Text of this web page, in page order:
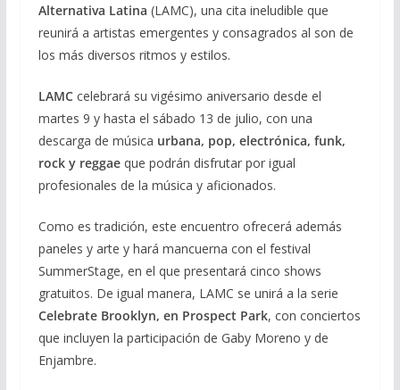
Alternativa Latina (LAMC), una cita ineludible que
reunirá a artistas emergentes y consagrados al son de
los más diversos ritmos y estilos.
LAMCcelebrará su vigésimo aniversario desde el
martes 9 y hasta el sábado 13 de julio, con una
descarga de música urbana, pop, electrónica, funk,
rock y reggaeque podrán disfrutar por igual
profesionales de la música y aficionados.
Como es tradición, este encuentro ofrecerá además
paneles y arte y hará mancuerna con el festival
SummerStage, en el que presentará cinco shows
gratuitos. De igual manera, LAMC se unirá a la serie
Celebrate Brooklyn, en Prospect Park, con conciertos
que incluyen la participación de Gaby Moreno y de
Enjambre.